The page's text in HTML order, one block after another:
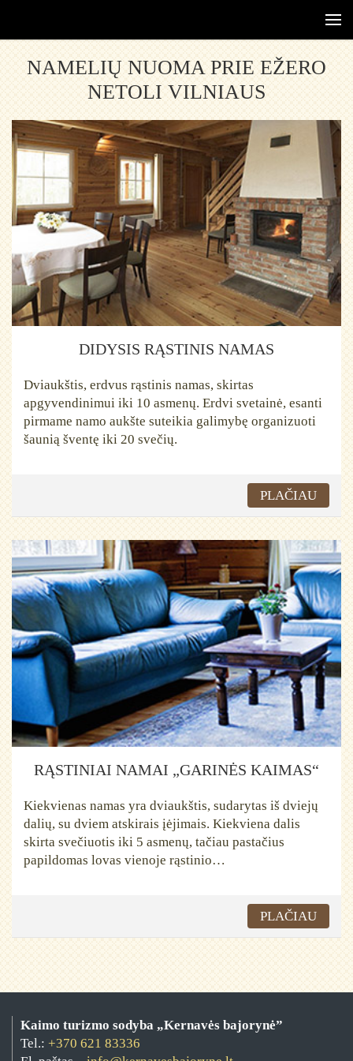
NAMELIŲ NUOMA PRIE EŽERO
NETOLI VILNIAUS
DIDYSIS RĄSTINIS NAMAS
Dviaukštis, erdvus rąstinis namas, skirtas
apgyvendinimui iki 10 asmenų. Erdvi svetainė, esanti
pirmame namo aukšte suteikia galimybę organizuoti
šaunią šventę iki 20 svečių.
PLAČIAU
RĄSTINIAI NAMAI „GARINĖS KAIMAS“
Kiekvienas namas yra dviaukštis, sudarytas iš dviejų
dalių, su dviem atskirais įėjimais. Kiekviena dalis
skirta svečiuotis iki 5 asmenų, tačiau pastačius
papildomas lovas vienoje rąstinio…
PLAČIAU
Kaimo turizmo sodyba „Kernavės bajorynė”
Tel.: +370 621 83336